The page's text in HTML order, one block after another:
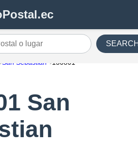
o lugar
San Sebastian 130801
San